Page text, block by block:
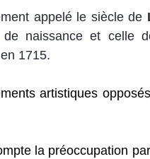
appelé le siècle de
naissance et celle
1715.
artistiques
la préoccupation